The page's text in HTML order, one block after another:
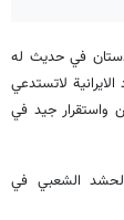
في حديث له
لاتستدعي
واستقرار جيد في
الشعبي في